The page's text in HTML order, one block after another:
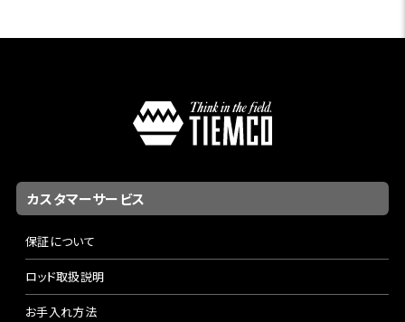
カスタマーサービス
保証について
ロッド取扱説明
お手入れ方法